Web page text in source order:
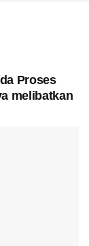
Proses
melibatkan